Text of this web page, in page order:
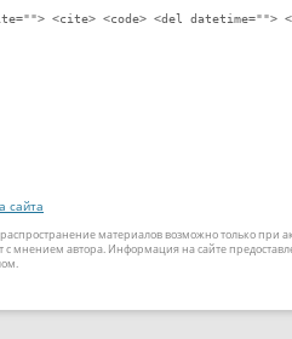
<cite> <code> <del datetime="">
сайта
материалов возможно только
мнением автора. Информация на сайте